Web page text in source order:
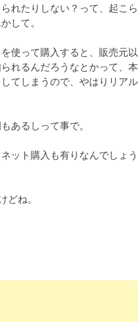
れたりしない？って、起こら
して。
使って購入すると、販売元以
れるんだろうなとかって、本
てしまうので、やはりリアル
あるしって事で。
ット購入も有りなんでしょう
どね。